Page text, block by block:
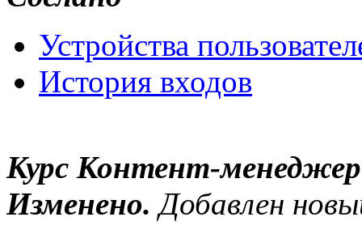
Устройства
История входов
Курс Контент-менеджер
Изменено.Добавлен